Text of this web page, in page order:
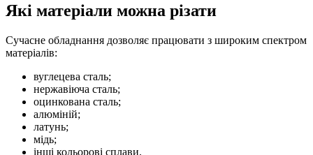
Які матеріали можна різати
Сучасне обладнання дозволяє працювати з широким спектром
матеріалів:
вуглецева сталь;
нержавіюча сталь;
оцинкована сталь;
алюміній;
латунь;
мідь;
інші кольорові сплави.